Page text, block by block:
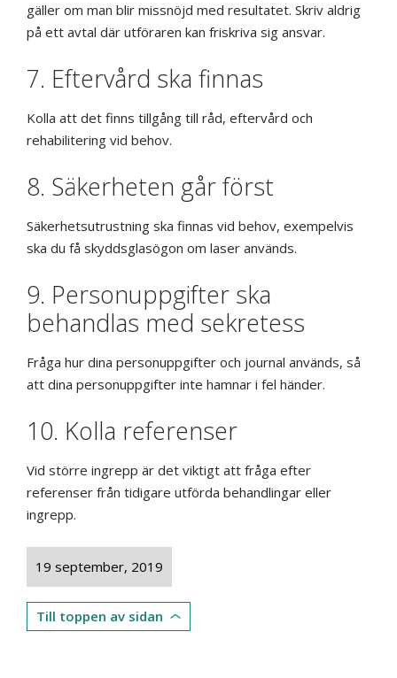
gäller om man blir missnöjd med resultatet. Skriv aldrig
på ett avtal där utföraren kan friskriva sig ansvar.
7. Eftervård ska finnas
Kolla att det finns tillgång till råd, eftervård och
rehabilitering vid behov.
8. Säkerheten går först
Säkerhetsutrustning ska finnas vid behov, exempelvis
ska du få skyddsglasögon om laser används.
9. Personuppgifter ska
behandlas med sekretess
Fråga hur dina personuppgifter och journal används, så
att dina personuppgifter inte hamnar i fel händer.
10. Kolla referenser
Vid större ingrepp är det viktigt att fråga efter
referenser från tidigare utförda behandlingar eller
ingrepp.
19 september, 2019
Till toppen av sidan